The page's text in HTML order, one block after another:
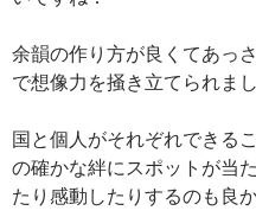
余韻の作り方が良くてあっ
で想像力を掻き立てられまし
国と個人がそれぞれできる
の確かな絆にスポットが当
たり感動したりするのも良